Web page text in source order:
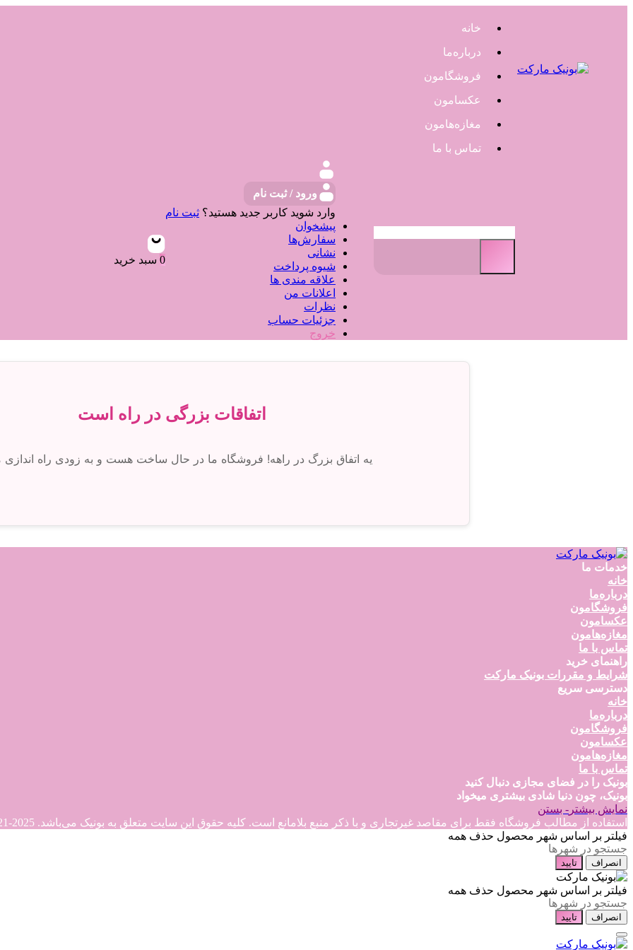
خانه
درباره‌ما
فروشگامون
عکسامون
مغازه‌هامون
تماس با ما
ورود / ثبت نام
وارد شوید کاربر جدید هستید؟ ثبت نام
پیشخوان
سفارش‌ها
نشانی
شیوه پرداخت
علاقه مندی ها
اعلانات من
نظرات
جزئیات حساب
خروج
0 سبد خرید
اتفاقات بزرگی در راه است
یه اتفاق بزرگ در راهه! فروشگاه ما در حال ساخت هست و به زودی راه اندازی
خدمات ما
خانه
درباره‌ما
فروشگامون
عکسامون
مغازه‌هامون
تماس با ما
راهنمای خرید
شرایط و مقررات بونیک مارکت
دسترسی سریع
خانه
درباره‌ما
فروشگامون
عکسامون
مغازه‌هامون
تماس با ما
بونیک را در فضای مجازی دنبال کنید
بونیک، چون دنیا شادی بیشتری میخواد
نمایش بیشتر - بستن
استفاده از مطالب فروشگاه فقط برای مقاصد غیرتجاری و با ذکر منبع بلامانع است. کلیه حقوق این سایت متعلق به بونیک می‌باشد. Copyright © 2021-2025 2025
فیلتر بر اساس شهر محصول حذف همه
انصراف تایید
فیلتر بر اساس شهر محصول حذف همه
انصراف تایید